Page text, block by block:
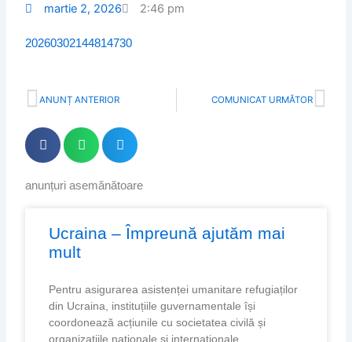
martie 2, 2026 2:46 pm
20260302144814730
Prev
ANUNȚ ANTERIOR COMUNICAT URMĂTOR
anunțuri asemănătoare
Ucraina – Împreună ajutăm mai
mult
Pentru asigurarea asistenței umanitare refugiaților
din Ucraina, instituțiile guvernamentale își
coordonează acțiunile cu societatea civilă și
organizațiile naționale și internaționale.